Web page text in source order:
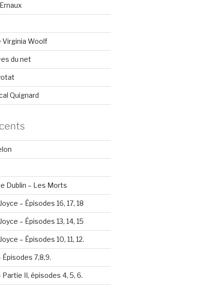
Virginia Woolf
du net
Quignard
Dublin – Les Morts
– Épisodes 16, 17, 18
– Épisodes 13, 14, 15
– Épisodes 10, 11, 12.
Épisodes 7,8,9.
Partie II, épisodes 4, 5, 6.